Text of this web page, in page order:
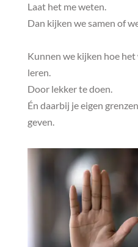
Laat het me weten.
Dan kijken we samen of
Kunnen we kijken hoe
leren.
Door lekker te doen.
Én daarbij je eigen
geven.